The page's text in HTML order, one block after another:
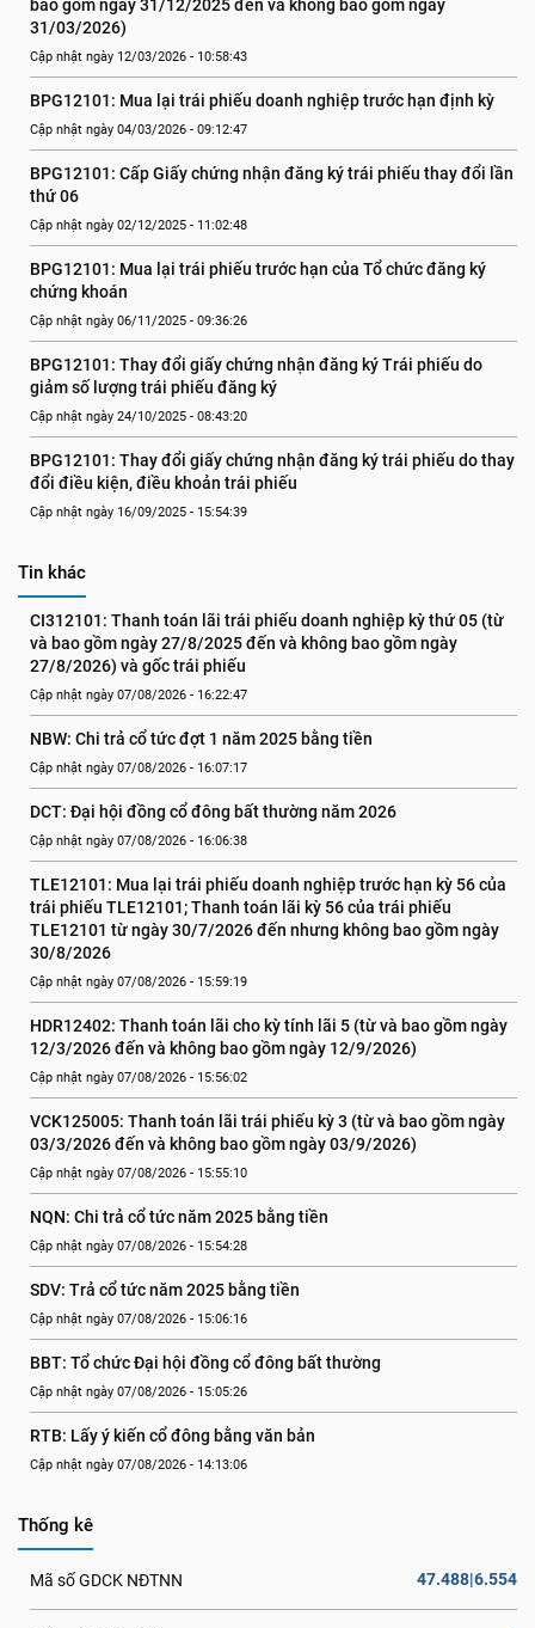
bao gồm ngày 31/12/2025 đến và không bao gồm ngày
31/03/2026)
Cập nhật ngày 12/03/2026 - 10:58:43
BPG12101: Mua lại trái phiếu doanh nghiệp trước hạn định kỳ
Cập nhật ngày 04/03/2026 - 09:12:47
BPG12101: Cấp Giấy chứng nhận đăng ký trái phiếu thay đổi lần
thứ 06
Cập nhật ngày 02/12/2025 - 11:02:48
BPG12101: Mua lại trái phiếu trước hạn của Tổ chức đăng ký
chứng khoán
Cập nhật ngày 06/11/2025 - 09:36:26
BPG12101: Thay đổi giấy chứng nhận đăng ký Trái phiếu do
giảm số lượng trái phiếu đăng ký
Cập nhật ngày 24/10/2025 - 08:43:20
BPG12101: Thay đổi giấy chứng nhận đăng ký trái phiếu do thay
đổi điều kiện, điều khoản trái phiếu
Cập nhật ngày 16/09/2025 - 15:54:39
Tin khác
CI312101: Thanh toán lãi trái phiếu doanh nghiệp kỳ thứ 05 (từ
và bao gồm ngày 27/8/2025 đến và không bao gồm ngày
27/8/2026) và gốc trái phiếu
Cập nhật ngày 07/08/2026 - 16:22:47
NBW: Chi trả cổ tức đợt 1 năm 2025 bằng tiền
Cập nhật ngày 07/08/2026 - 16:07:17
DCT: Đại hội đồng cổ đông bất thường năm 2026
Cập nhật ngày 07/08/2026 - 16:06:38
TLE12101: Mua lại trái phiếu doanh nghiệp trước hạn kỳ 56 của
trái phiếu TLE12101; Thanh toán lãi kỳ 56 của trái phiếu
TLE12101 từ ngày 30/7/2026 đến nhưng không bao gồm ngày
30/8/2026
Cập nhật ngày 07/08/2026 - 15:59:19
HDR12402: Thanh toán lãi cho kỳ tính lãi 5 (từ và bao gồm ngày
12/3/2026 đến và không bao gồm ngày 12/9/2026)
Cập nhật ngày 07/08/2026 - 15:56:02
VCK125005: Thanh toán lãi trái phiếu kỳ 3 (từ và bao gồm ngày
03/3/2026 đến và không bao gồm ngày 03/9/2026)
Cập nhật ngày 07/08/2026 - 15:55:10
NQN: Chi trả cổ tức năm 2025 bằng tiền
Cập nhật ngày 07/08/2026 - 15:54:28
SDV: Trả cổ tức năm 2025 bằng tiền
Cập nhật ngày 07/08/2026 - 15:06:16
BBT: Tổ chức Đại hội đồng cổ đông bất thường
Cập nhật ngày 07/08/2026 - 15:05:26
RTB: Lấy ý kiến cổ đông bằng văn bản
Cập nhật ngày 07/08/2026 - 14:13:06
Thống kê
Mã số GDCK NĐTNN 47.488|6.554